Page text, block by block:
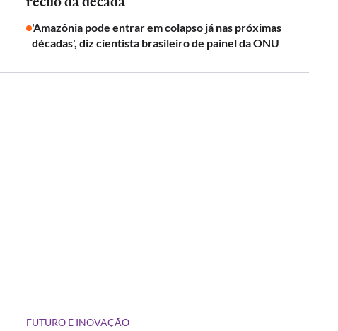
'Amazônia pode entrar em colapso já nas próximas
décadas', diz cientista brasileiro de painel da ONU
FUTURO E INOVAÇÃO